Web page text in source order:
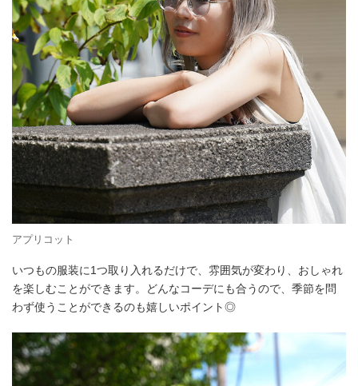
アプリコット
いつもの服装に1つ取り入れるだけで、雰囲気が変わり、おしゃれ
を楽しむことができます。どんなコーデにも合うので、季節を問
わず使うことができるのも嬉しいポイント◎